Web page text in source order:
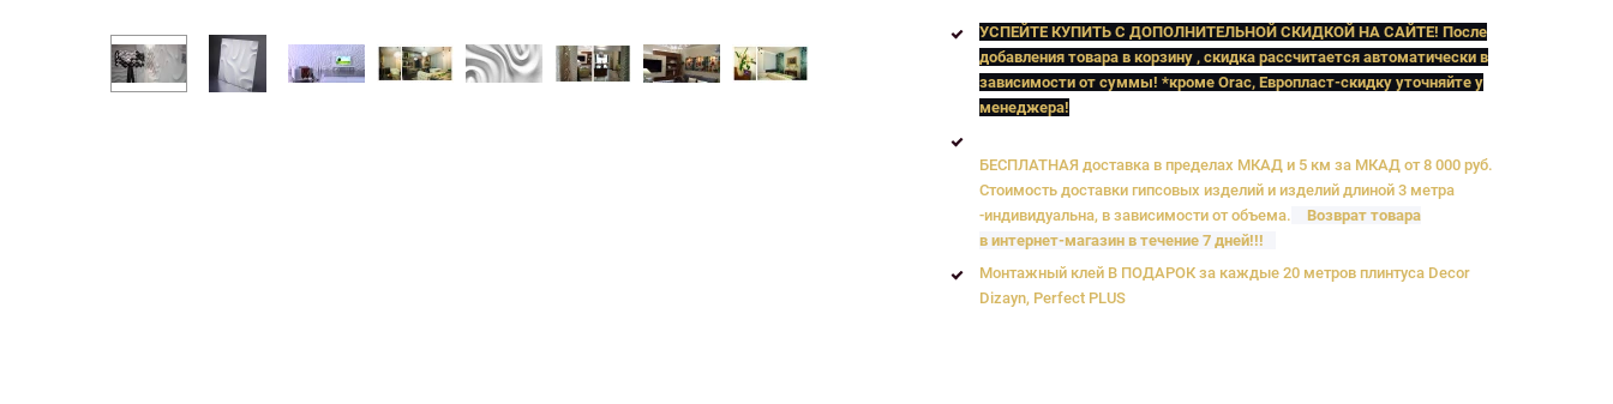
УСПЕЙТЕ КУПИТЬ C ДОПОЛНИТЕЛЬНОЙ СКИДКОЙ НА САЙТЕ! После
добавления товара в корзину , скидка рассчитается автоматически в
зависимости от суммы! *кроме Orac, Европласт-скидку уточняйте у
менеджера!
БЕСПЛАТНАЯ доставка в пределах МКАД и 5 км за МКАД от 8 000 руб.
Стоимость доставки гипсовых изделий и изделий длиной 3 метра
-индивидуальна, в зависимости от объема.
Возврат товара
в интернет-магазин в течение 7 дней!!!
Монтажный клей В ПОДАРОК за каждые 20 метров плинтуса Decor
Dizayn, Perfect PLUS